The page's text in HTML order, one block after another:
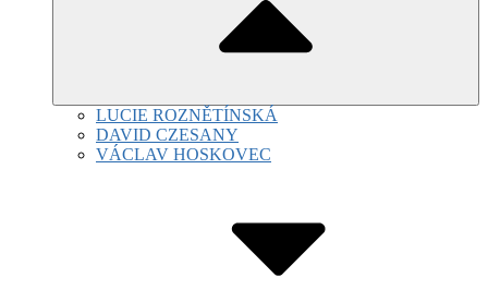
LUCIE ROZNĚTÍNSKÁ
DAVID CZESANY
VÁCLAV HOSKOVEC